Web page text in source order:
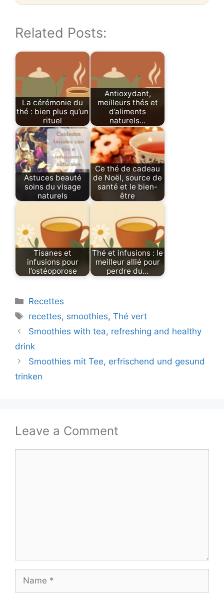
Related Posts:
La cérémonie du
thé : bien plus qu’un
rituel
Antioxydant,
meilleurs thés et
d’aliments
naturels…
Astuces beauté
soins du visage
naturels
Ce thé de cadeau
de Noël, source de
santé et le bien-
être
Tisanes et
infusions pour
l’ostéoporose
Thé et infusions : le
meilleur allié pour
perdre du…
Categories
Recettes
Tags
recettes, smoothies,Thé vert
Smoothies with tea, refreshing and healthy
drink
Smoothies mit Tee, erfrischend und gesund
trinken
Leave a Comment
Name